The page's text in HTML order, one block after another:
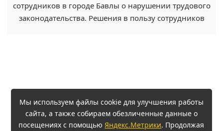
сотрудников в городе Бавлы о нарушении трудового
законодательства. Решения в пользу сотрудников
Мы используем файлы cookie для улучшения работы
сайта, а также собираем обезличенные данные о
посещениях с помощьюЯндекс.Метрики. Продолжая